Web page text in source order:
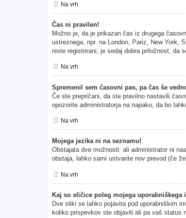
Na vrh
Čas ni pravilen!
Možno je, da je prikazan čas iz drugega
ustreznega, npr. na London, Pariz, New York,
niste registrirani, je sedaj dobra priložnost, da
Na vrh
Spremenil sem časovni pas, pa čas še
Če ste prepričani, da ste pravilno nastavili
opozorite administratorja na napako, da bo
Na vrh
Mojega jezika ni na seznamu!
Obstajata dve možnosti: ali administrator ni
obstaja, lahko sami ustvarite nov prevod (če
Na vrh
Kaj so sličice poleg mojega uporabniškega
Dve sliki se lahko pojavita pod uporabniškim
koliko prispevkov ste objavili ali pa vaš status